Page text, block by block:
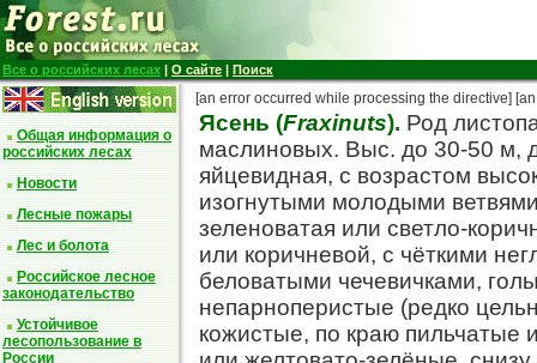
Все о российских лесах | О сайте | Поиск
Общая информация о
российских лесах
Новости
Лесные пожары
Лес и болота
Российское лесное
законодательство
Устойчивое
лесопользование в
России
[an error occurred while processing the directive]
Ясень (Fraxinuts). Род
маслиновых. Выc. до 30-50 м,
яйцевидная, с возрастом
изогнутыми молодыми
зеленоватая или светло-
или коричневой, с чёткими
беловатыми чечевичками,
непарноперистые (редко
кожистые, по краю пильчатые